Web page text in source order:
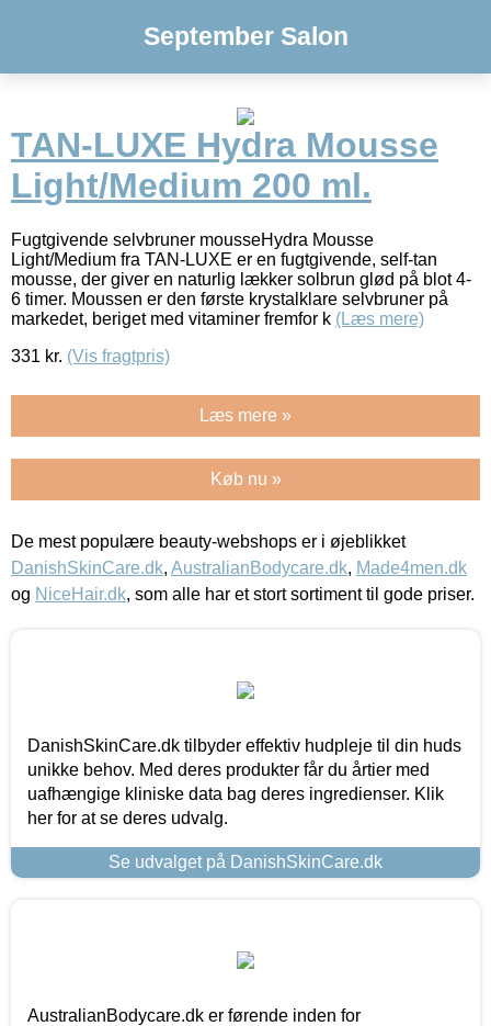
September Salon
TAN-LUXE Hydra Mousse
Light/Medium 200 ml.
Fugtgivende selvbruner mousseHydra Mousse
Light/Medium fra TAN-LUXE er en fugtgivende, self-tan
mousse, der giver en naturlig lækker solbrun glød på blot 4-
6 timer. Moussen er den første krystalklare selvbruner på
markedet, beriget med vitaminer fremfor k (Læs mere)
331 kr. (Vis fragtpris)
Læs mere »
Køb nu »
De mest populære beauty-webshops er i øjeblikket
DanishSkinCare.dk, AustralianBodycare.dk, Made4men.dk
og NiceHair.dk, som alle har et stort sortiment til gode priser.
DanishSkinCare.dk tilbyder effektiv hudpleje til din huds
unikke behov. Med deres produkter får du årtier med
uafhængige kliniske data bag deres ingredienser. Klik
her for at se deres udvalg.
Se udvalget på DanishSkinCare.dk
AustralianBodycare.dk er førende inden for